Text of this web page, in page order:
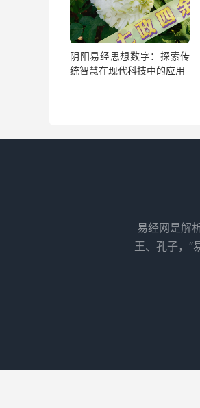
阴阳易经思想数字：探索传
统智慧在现代科技中的应用
易经网是解
王、孔子，“